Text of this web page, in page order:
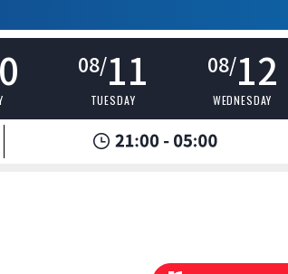
08/11
TUESDAY
08/12
WEDNESDAY